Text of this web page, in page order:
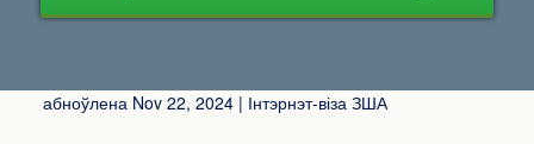
абноўлена Nov 22, 2024 | Інтэрнэт-віза ЗША